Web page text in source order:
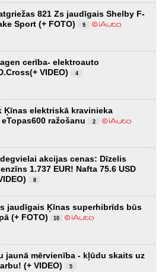
821 Zs jaudīgais Shelby F-
Sport (+ FOTO)
9
cerība- elektroauto
VIDEO)
4
Ķīnas elektriskā kravinieka
ražošanu
2
akcijas cenas: Dīzelis
1.737 EUR! Nafta 75.6 USD
8
jaudīgais Ķīnas superhibrīds būs
(+ FOTO)
10
jaunā mērvienība - kļūdu skaits uz
(+ VIDEO)
5